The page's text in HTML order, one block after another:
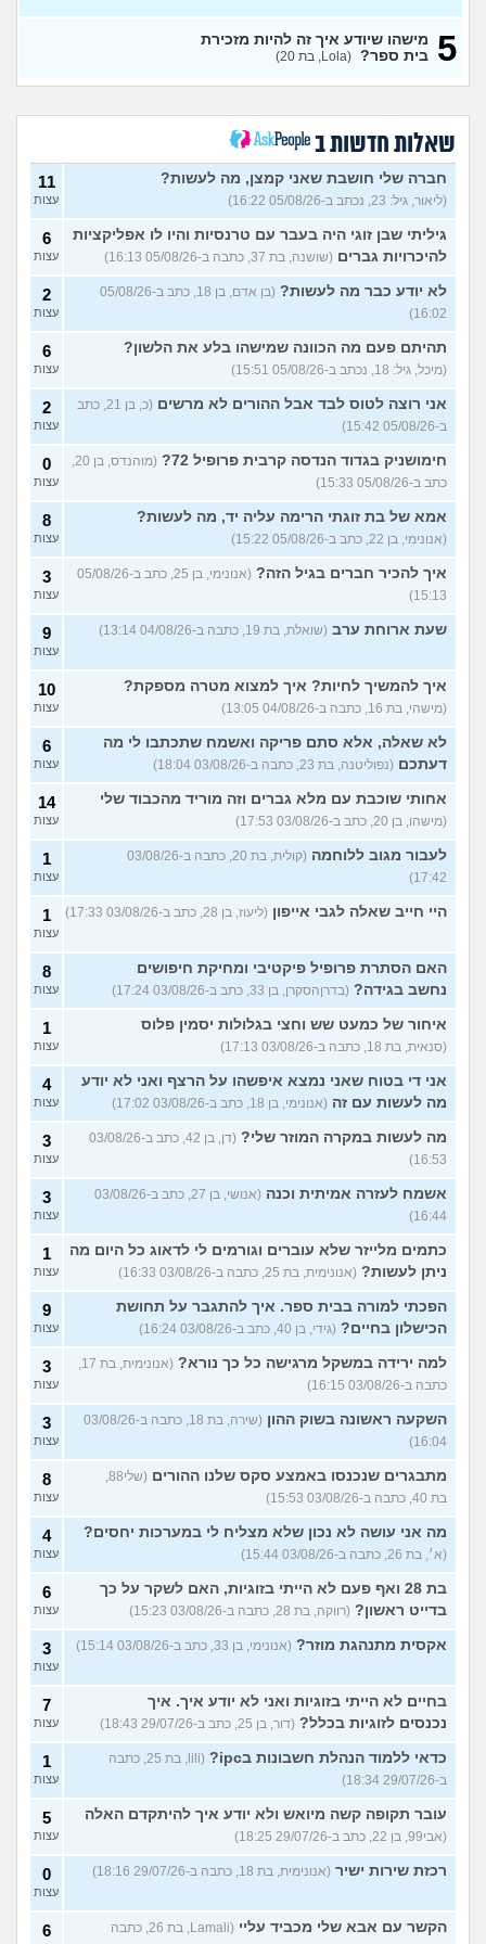
(מתעניינת, בת 25)
במה לעבוד? (אנונימי, בן 17)
שחוק עד דמעות מעבודה
זמנית: האם לחתום אבטלה
ולהשקיע בהייטק או למצוא
עבודה אחרת?
(סטודנט, בן 22)
3
איך מוצאים עבודה בעיר שלי?
(אסי, בן 38)
5
עצות
האם כדאי עגלות באמריקה/
קוסמטיקה?
(אנגל, בת 22)
3
עצות
מסיימת תואר במדמח ולא
יודעת לאן להמשיך מפה
בת 23)
3
עצות
שאלות על המקצוע של הנהלת
חשבונות (מישהי, בת 30)
5
עצות
איך לשפר את הנושא
התעסוקתי? (אנונימית, בת 27)
4
עצות
איך להבין מה הכיוון שלי?
(אנונימית, בת 21)
4
עצות
עוד שאלות חדשות במדור
5
מישהו שיודע איך זה להיות מזכירת
בית ספר? (Lola, בת 20)
שאלות חדשות ב
חברה שלי חושבת שאני קמצן, מה לעשות?
(ליאור, גיל: 23, נכתב ב-05/08/26 16:22)
11
עצות
גיליתי שבן זוגי היה בעבר עם טרנסיות והיו לו אפליקציות
להיכרויות גברים (שושנה, בת 37, כתבה ב-05/08/26 16:13)
6
עצות
לא יודע כבר מה לעשות?
(בן אדם, בן 18, כתב ב-05/08/26
16:02)
2
עצות
תהיתם פעם מה הכוונה שמישהו בלע את הלשון?
(מיכל, גיל: 18, נכתב ב-05/08/26 15:51)
6
עצות
אני רוצה לטוס לבד אבל ההורים לא מרשים
(כ, בן 21, כתב
ב-05/08/26 15:42)
2
עצות
חימושניק בגדוד הנדסה קרבית פרופיל 72?
(מוהנדס, בן 20,
כתב ב-05/08/26 15:33)
0
עצות
אמא של בת זוגתי הרימה עליה יד, מה לעשות?
(אנונימי, בן 22, כתב ב-05/08/26 15:22)
8
עצות
איך להכיר חברים בגיל הזה?
(אנונימי, בן 25, כתב ב-05/08/26
15:13)
3
עצות
שעת ארוחת ערב (שואלת, בת 19, כתבה ב-04/08/26 13:14) 9
עצות
איך להמשיך לחיות? איך למצוא מטרה מספקת?
(מישהי, בת 16, כתבה ב-04/08/26 13:05)
10
עצות
לא שאלה, אלא סתם פריקה ואשמח שתכתבו לי מה
דעתכם (נפוליטנה, בת 23, כתבה ב-03/08/26 18:04)
6
עצות
אחותי שוכבת עם מלא גברים וזה מוריד מהכבוד שלי
(מישהו, בן 20, כתב ב-03/08/26 17:53)
14
עצות
לעבור מגוב ללוחמה
(קולית, בת 20, כתבה ב-03/08/26
17:42)
1
עצות
היי חייב שאלה לגבי אייפון (ליעוז, בן 28, כתב ב-03/08/26 17:33) 1
עצות
האם הסתרת פרופיל פיקטיבי ומחיקת חיפושים
נחשב בגידה? (בדרןהסקרן, בן 33, כתב ב-03/08/26 17:24)
8
עצות
איחור של כמעט שש וחצי בגלולות יסמין פלוס
(סנאית, בת 18, כתבה ב-03/08/26 17:13)
1
עצות
אני די בטוח שאני נמצא איפשהו על הרצף ואני לא יודע
מה לעשות עם זה (אנונימי, בן 18, כתב ב-03/08/26 17:02)
4
עצות
מה לעשות במקרה המוזר שלי?
(דן, בן 42, כתב ב-03/08/26
16:53)
3
עצות
אשמח לעזרה אמיתית וכנה
(אנושי, בן 27, כתב ב-03/08/26
16:44)
3
עצות
כתמים מלייזר שלא עוברים וגורמים לי לדאוג כל היום מה
ניתן לעשות? (אנונימית, בת 25, כתבה ב-03/08/26 16:33)
1
עצות
הפכתי למורה בבית ספר. איך להתגבר על תחושת
הכישלון בחיים? (גידי, בן 40, כתב ב-03/08/26 16:24)
9
עצות
למה ירידה במשקל מרגישה כל כך נורא?
(אנונימית, בת 17,
כתבה ב-03/08/26 16:15)
3
עצות
השקעה ראשונה בשוק ההון
(שירה, בת 18, כתבה ב-03/08/26
16:04)
3
עצות
מתבגרים שנכנסו באמצע סקס שלנו ההורים
(שלי88,
בת 40, כתבה ב-03/08/26 15:53)
8
עצות
מה אני עושה לא נכון שלא מצליח לי במערכות יחסים?
(א׳, בת 26, כתבה ב-03/08/26 15:44)
4
עצות
בת 28 ואף פעם לא הייתי בזוגיות, האם לשקר על כך
בדייט ראשון? (רווקה, בת 28, כתבה ב-03/08/26 15:23)
6
עצות
אקסית מתנהגת מוזר? (אנונימי, בן 33, כתב ב-03/08/26 15:14) 3
עצות
בחיים לא הייתי בזוגיות ואני לא יודע איך. איך
נכנסים לזוגיות בכלל? (דור, בן 25, כתב ב-29/07/26 18:43)
7
עצות
כדאי ללמוד הנהלת חשבונות בipc?
(lili, בת 25, כתבה
ב-29/07/26 18:34)
1
עצות
עובר תקופה קשה מיואש ולא יודע איך להיתקדם האלה
(אבי99, בן 22, כתב ב-29/07/26 18:25)
5
עצות
רכזת שירות ישיר (אנונימית, בת 18, כתבה ב-29/07/26 18:16) 0
עצות
הקשר עם אבא שלי מכביד עליי
(Lamali, בת 26, כתבה
6